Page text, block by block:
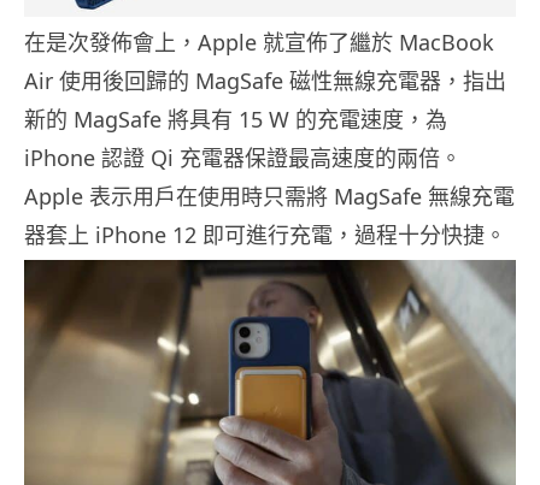
在是次發佈會上，Apple 就宣佈了繼於 MacBook
Air 使用後回歸的 MagSafe 磁性無線充電器，指出
新的 MagSafe 將具有 15 W 的充電速度，為
iPhone 認證 Qi 充電器保證最高速度的兩倍。
Apple 表示用戶在使用時只需將 MagSafe 無線充電
器套上 iPhone 12 即可進行充電，過程十分快捷。